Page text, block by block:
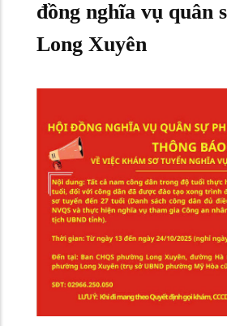
đồng nghĩa vụ quân
Long Xuyên